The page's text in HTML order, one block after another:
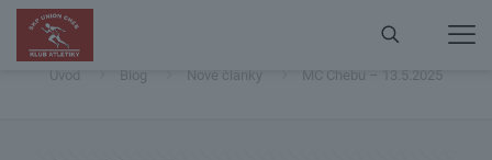
Úvod Blog Nové články MC Chebu – 13.5.2025